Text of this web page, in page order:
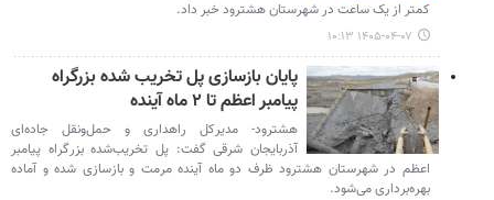
کمتر از یک ساعت در شهرستان هشترود خبر داد.
۱۴۰۵-۰۴-۰۷ ۱۰:۱۳
پایان بازسازی پل تخریب شده بزرگراه
پیامبر اعظم تا ۲ ماه آینده
هشترود- مدیرکل راهداری و حمل‌ونقل جاده‌ای
آذربایجان شرقی گفت: پل تخریب‌شده بزرگراه پیامبر
اعظم در شهرستان هشترود ظرف دو ماه آینده مرمت و بازسازی شده و آماده
بهره‌برداری می‌شود.